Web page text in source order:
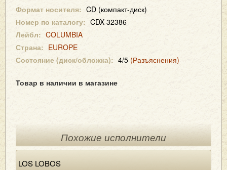
Формат носителя: CD (компакт-диск)
Номер по каталогу: CDX 32386
Лейбл: COLUMBIA
Страна: EUROPE
Состояние (диск/обложка): 4/5 (Разъяснения)
Товар в наличии в магазине
Похожие исполнители
LOS LOBOS